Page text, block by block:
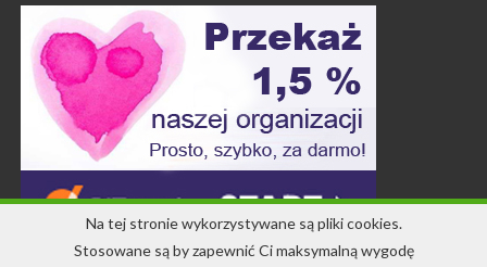
Na tej stronie wykorzystywane są pliki cookies.
Stosowane są by zapewnić Ci maksymalną wygodę